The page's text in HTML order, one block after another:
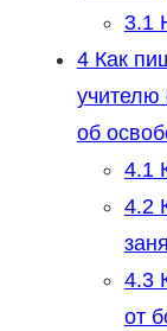
3.1
4Как
учителю
об
4.1
4.2
4.3
от